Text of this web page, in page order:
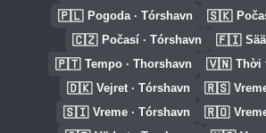
🇵🇱 Pogoda · Tórshavn 🇸🇰
🇨🇿 Počasí · Tórshavn 🇫🇮
🇵🇹 Tempo · Thorshavn 🇻🇳 Thời
🇩🇰 Vejret · Tórshavn 🇷🇸
🇸🇮 Vreme · Tórshavn 🇷🇴